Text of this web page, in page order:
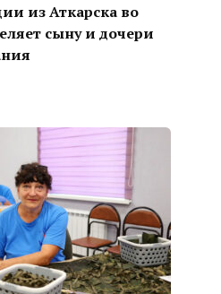
из Аткарска во
сыну и дочери